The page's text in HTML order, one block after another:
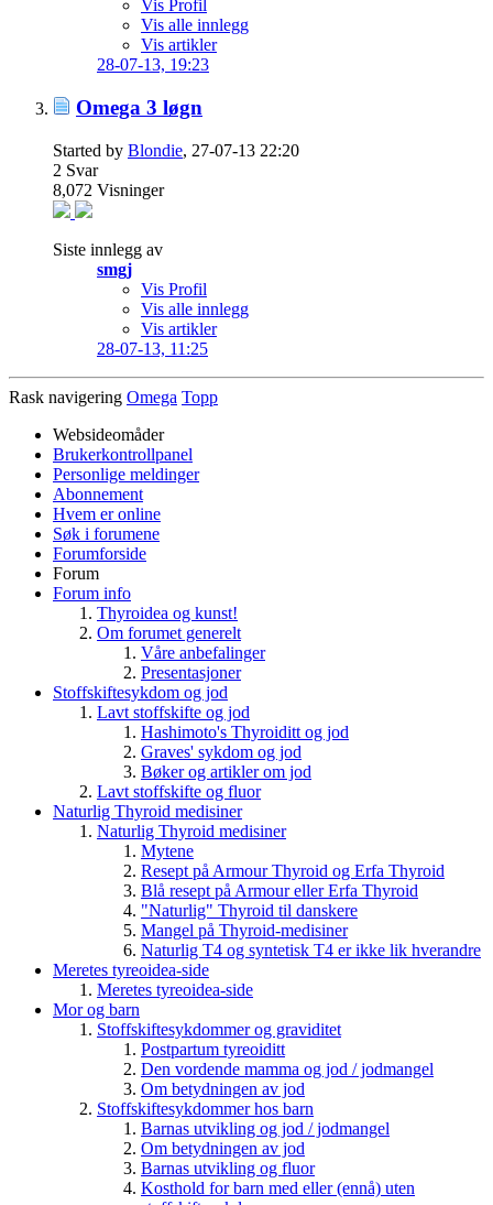
Vis Profil
Vis alle innlegg
Vis artikler
28-07-13, 19:23
Omega 3 løgn
Started by Blondie, 27-07-13 22:20
2 Svar
8,072 Visninger
Siste innlegg av
smgj
Vis Profil
Vis alle innlegg
Vis artikler
28-07-13, 11:25
Rask navigering Omega Topp
Websideomåder
Brukerkontrollpanel
Personlige meldinger
Abonnement
Hvem er online
Søk i forumene
Forumforside
Forum
Forum info
Thyroidea og kunst!
Om forumet generelt
Våre anbefalinger
Presentasjoner
Stoffskiftesykdom og jod
Lavt stoffskifte og jod
Hashimoto's Thyroiditt og jod
Graves' sykdom og jod
Bøker og artikler om jod
Lavt stoffskifte og fluor
Naturlig Thyroid medisiner
Naturlig Thyroid medisiner
Mytene
Resept på Armour Thyroid og Erfa Thyroid
Blå resept på Armour eller Erfa Thyroid
"Naturlig" Thyroid til danskere
Mangel på Thyroid-medisiner
Naturlig T4 og syntetisk T4 er ikke lik hverandre
Meretes tyreoidea-side
Meretes tyreoidea-side
Mor og barn
Stoffskiftesykdommer og graviditet
Postpartum tyreoiditt
Den vordende mamma og jod / jodmangel
Om betydningen av jod
Stoffskiftesykdommer hos barn
Barnas utvikling og jod / jodmangel
Om betydningen av jod
Barnas utvikling og fluor
Kosthold for barn med eller (ennå) uten